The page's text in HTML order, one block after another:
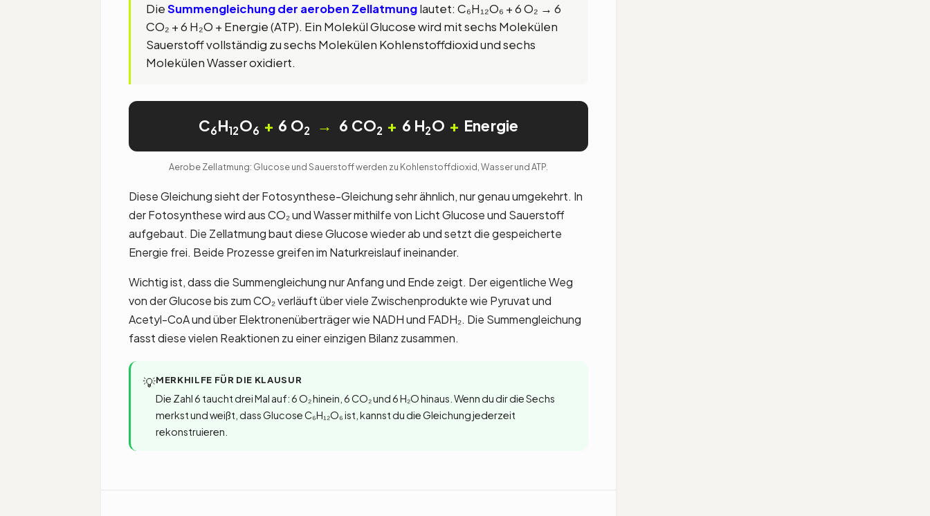
DieSummengleichung der aeroben Zellatmunglautet: C₆H₁₂O₆ + 6 O₂ → 6
CO₂ + 6 H₂O + Energie (ATP). Ein Molekül Glucose wird mit sechs Molekülen
Sauerstoff vollständig zu sechs Molekülen Kohlenstoffdioxid und sechs
Molekülen Wasser oxidiert.
C6H12O6 + 6 O2 → 6 CO2 + 6 H2O + Energie
Aerobe Zellatmung: Glucose und Sauerstoff werden zu Kohlenstoffdioxid, Wasser und ATP.
Diese Gleichung sieht der Fotosynthese-Gleichung sehr ähnlich, nur genau umgekehrt. In
der Fotosynthese wird aus CO₂ und Wasser mithilfe von Licht Glucose und Sauerstoff
aufgebaut. Die Zellatmung baut diese Glucose wieder ab und setzt die gespeicherte
Energie frei. Beide Prozesse greifen im Naturkreislauf ineinander.
Wichtig ist, dass die Summengleichung nur Anfang und Ende zeigt. Der eigentliche Weg
von der Glucose bis zum CO₂ verläuft über viele Zwischenprodukte wie Pyruvat und
Acetyl-CoA und über Elektronenüberträger wie NADH und FADH₂. Die Summengleichung
fasst diese vielen Reaktionen zu einer einzigen Bilanz zusammen.
💡MERKHILFE FÜR DIE KLAUSUR
Die Zahl 6 taucht drei Mal auf: 6 O₂ hinein, 6 CO₂ und 6 H₂O hinaus. Wenn du dir die Sechs
merkst und weißt, dass Glucose C₆H₁₂O₆ ist, kannst du die Gleichung jederzeit
rekonstruieren.